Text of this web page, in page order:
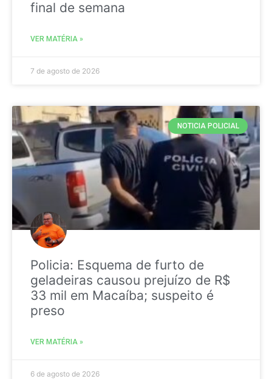
final de semana
VER MATÉRIA »
7 de agosto de 2026
NOTICIA POLICIAL
Policia: Esquema de furto de
geladeiras causou prejuízo de R$
33 mil em Macaíba; suspeito é
preso
VER MATÉRIA »
6 de agosto de 2026